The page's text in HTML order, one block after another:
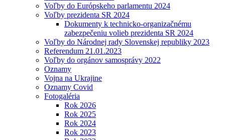
Voľby do Európskeho parlamentu 2024
Voľby prezidenta SR 2024
Dokumenty k technicko-organizačnému
zabezpečeniu volieb prezidenta SR 2024
Voľby do Národnej rady Slovenskej republiky 2023
Referendum 21.01.2023
Voľby do orgánov samosprávy 2022
Oznamy
Vojna na Ukrajine
Oznamy Covid
Fotogaléria
Rok 2026
Rok 2025
Rok 2024
Rok 2023